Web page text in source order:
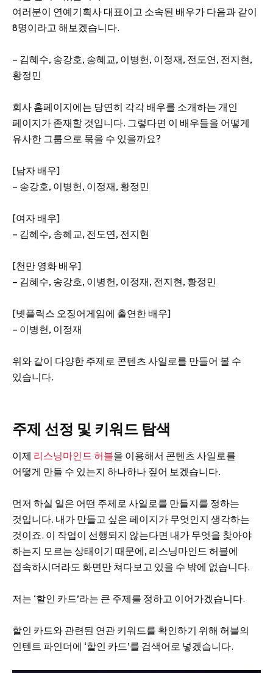
여러분이 연예기획사 대표이고 소속된 배우가 다음과 같이
8명이라고 해보겠습니다.
– 김혜수, 송강호, 송혜교, 이병헌, 이정재, 전도연, 전지현,
황정민
회사 홈페이지에는 당연히 각각 배우를 소개하는 개인
페이지가 존재할 것입니다. 그렇다면 이 배우들을 어떻게
유사한 그룹으로 묶을 수 있을까요?
[남자 배우]
– 송강호, 이병헌, 이정재, 황정민
[여자 배우]
– 김혜수, 송혜교, 전도연, 전지현
[천만 영화 배우]
– 김혜수, 송강호, 이병헌, 이정재, 전지현, 황정민
[넷플릭스 오징어게임에 출연한 배우]
– 이병헌, 이정재
위와 같이 다양한 주제로 콘텐츠 사일로를 만들어 볼 수
있습니다.
주제 선정 및 키워드 탐색
이제 리스닝마인드 허블을 이용해서 콘텐츠 사일로를
어떻게 만들 수 있는지 하나하나 짚어 보겠습니다.
먼저 하실 일은 어떤 주제로 사일로를 만들지를 정하는
것입니다. 내가 만들고 싶은 페이지가 무엇인지 생각하는
것이죠. 이 작업이 선행되지 않는다면 내가 무엇을 찾아야
하는지 모르는 상태이기 때문에, 리스닝마인드 허블에
접속하시더라도 화면만 쳐다보고 있을 수 밖에 없습니다.
저는 ‘할인 카드’라는 큰 주제를 정하고 이어가겠습니다.
할인 카드와 관련된 연관 키워드를 확인하기 위해 허블의
인텐트 파인더에 ‘할인 카드’를 검색어로 넣겠습니다.